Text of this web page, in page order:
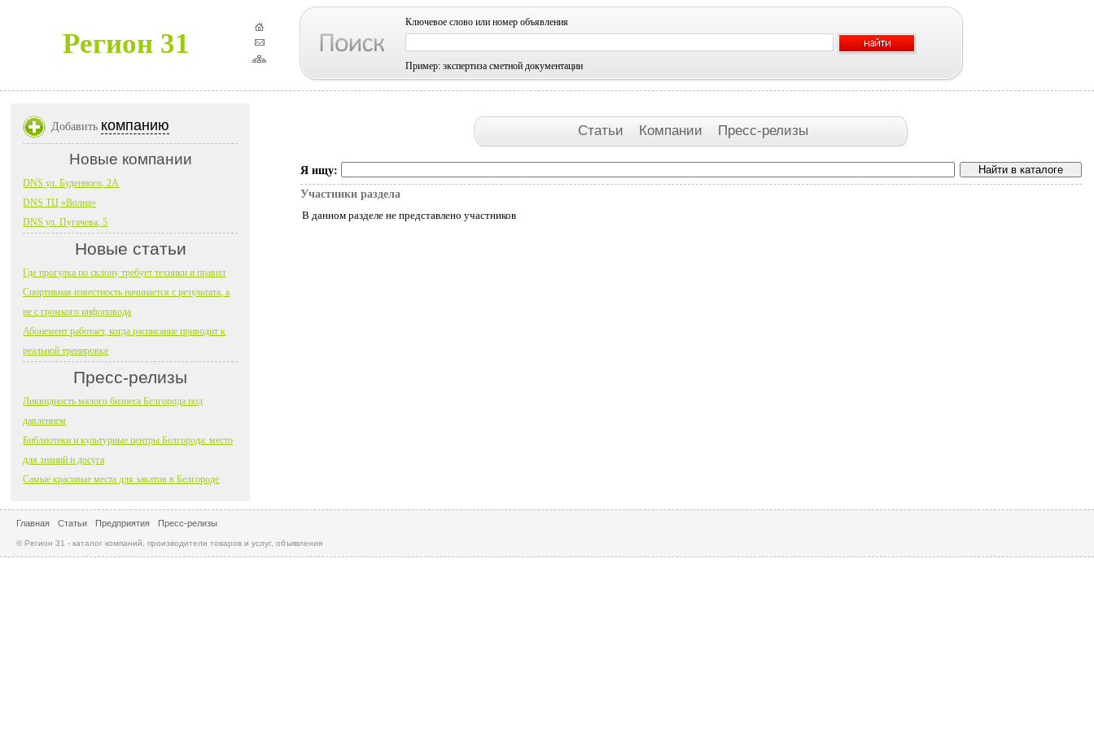
Регион 31
Ключевое слово или номер объявления
Пример: экспертиза сметной документации
Статьи Компании Пресс-релизы
Я ищу:
Участники раздела
В данном разделе не представлено участников
Добавить компанию
Новые компании
DNS ул. Буденного, 2А
DNS ТЦ «Волна»
DNS ул. Пугачева, 5
Новые статьи
Где прогулка по склону требует техники и правил
Спортивная известность начинается с результата, а
не с громкого инфоповода
Абонемент работает, когда расписание приводит к
реальной тренировке
Пресс-релизы
Ликвидность малого бизнеса Белгорода под
давлением
Библиотеки и культурные центры Белгорода: место
для знаний и досуга
Самые красивые места для закатов в Белгороде
Главная Статьи Предприятия Пресс-релизы
© Регион 31 - каталог компаний, производители товаров и услуг, объявления